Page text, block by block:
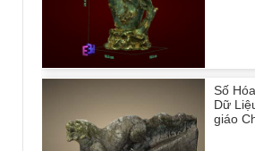
Số
Dữ
giáo